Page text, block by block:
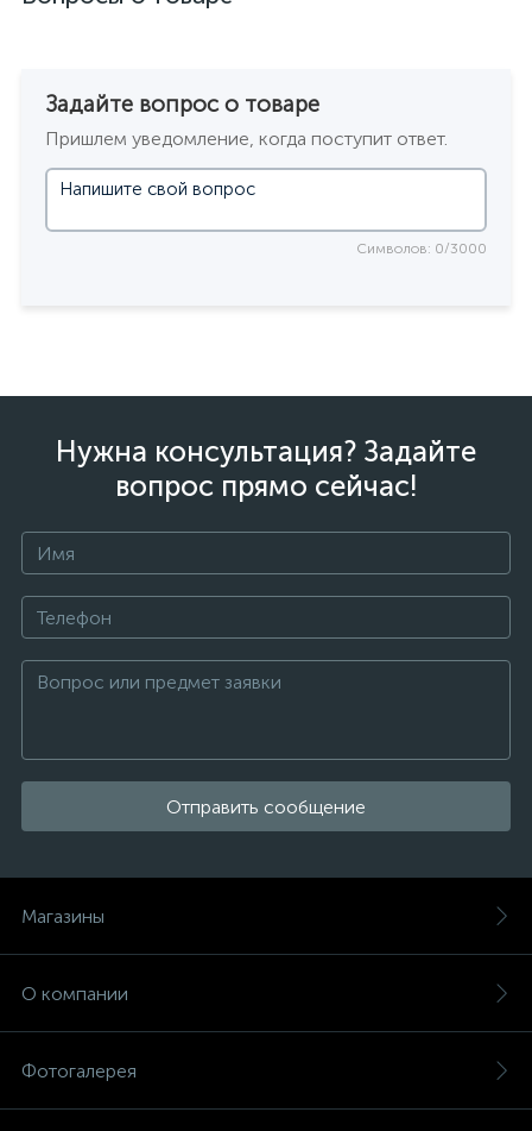
Задайте вопрос о товаре
Пришлем уведомление, когда поступит ответ.
Символов: 0/3000
Нужна консультация? Задайте
вопрос прямо сейчас!
Отправить сообщение
Магазины
О компании
Фотогалерея